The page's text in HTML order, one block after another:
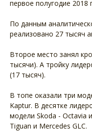
первое полугодие 2018
По данным
реализовано 27 тысяч
Второе место занял
тысячи). А тройку
(17 тысяч).
В топе оказали три
Kaptur. В десятке
модели Skoda - Octavia
Tiguan и Mercedes GLC.